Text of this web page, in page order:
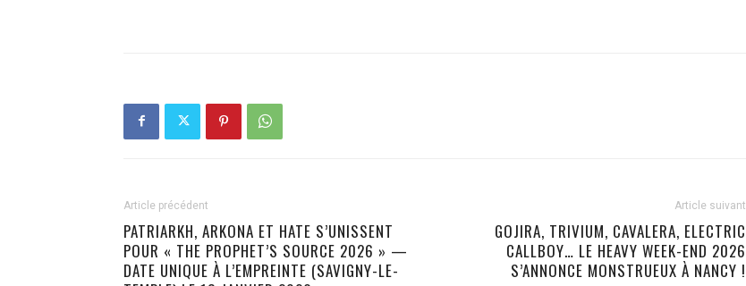
Article précédent
PATRIARKH, ARKONA ET HATE S’UNISSENT
POUR « THE PROPHET’S SOURCE 2026 » —
DATE UNIQUE À L’EMPREINTE (SAVIGNY-LE-
Article suivant
GOJIRA, TRIVIUM, CAVALERA, ELECTRIC
CALLBOY… LE HEAVY WEEK-END 2026
S’ANNONCE MONSTRUEUX À NANCY !